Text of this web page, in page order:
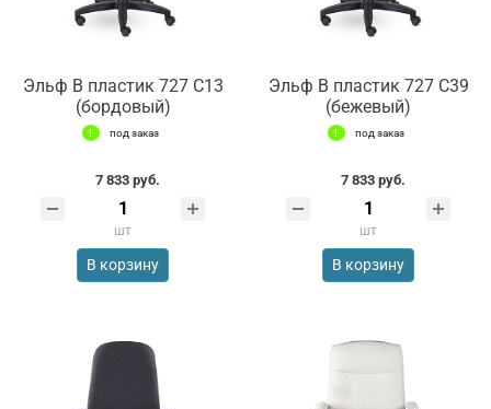
Эльф В пластик 727 С13
(бордовый)
под заказ
7 833 руб.
шт
В корзину
Эльф В пластик 727 С39
(бежевый)
под заказ
7 833 руб.
шт
В корзину